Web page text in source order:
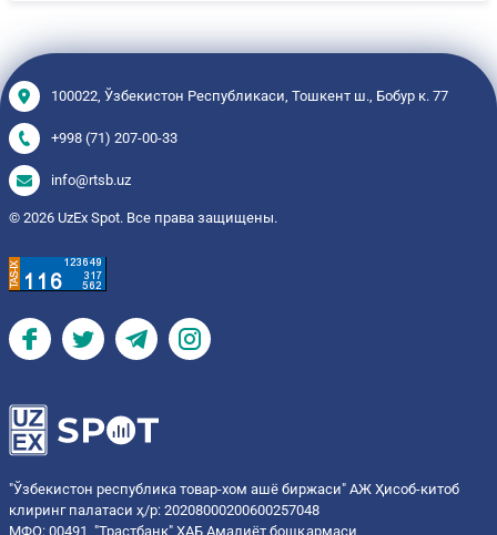
100022, Ўзбекистон Республикаси, Тошкент ш., Бобур к. 77
+998 (71) 207-00-33
info@rtsb.uz
© 2026 UzEx Spot. Все права защищены.
"Ўзбекистон республика товар-хом ашё биржаси" АЖ Ҳисоб-китоб
клиринг палатаси ҳ/р: 20208000200600257048
МФО: 00491, "Трастбанк" ХАБ Амалиёт бошқармаси